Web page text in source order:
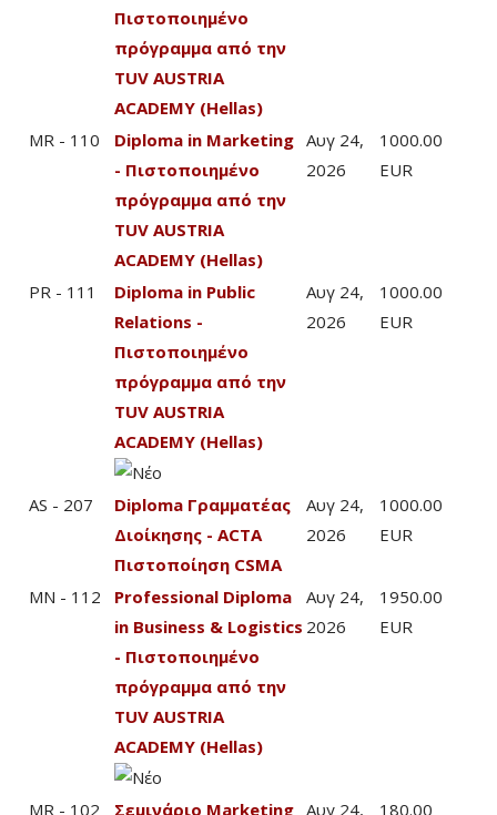
Πιστοποιημένο
πρόγραμμα από την
TUV AUSTRIA
ACADEMY (Hellas)
MR - 110
Diploma in Marketing
- Πιστοποιημένο
πρόγραμμα από την
TUV AUSTRIA
ACADEMY (Hellas)
Αυγ 24,
2026
1000.00
EUR
PR - 111
Diploma in Public
Relations -
Πιστοποιημένο
πρόγραμμα από την
TUV AUSTRIA
ACADEMY (Hellas)
Αυγ 24,
2026
1000.00
EUR
AS - 207
Diploma Γραμματέας
Διοίκησης - ACTA
Πιστοποίηση CSMA
Αυγ 24,
2026
1000.00
EUR
MN - 112
Professional Diploma
in Business & Logistics
- Πιστοποιημένο
πρόγραμμα από την
TUV AUSTRIA
ACADEMY (Hellas)
Αυγ 24,
2026
1950.00
EUR
MR - 102 Σεμινάριο Marketing Αυγ 24, 180.00